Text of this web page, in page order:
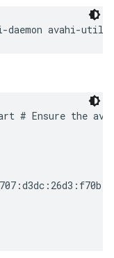
# Ensure the